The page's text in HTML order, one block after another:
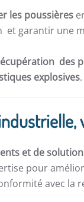
les poussières
et garantir une
des
explosives.
et de
pour
avec la